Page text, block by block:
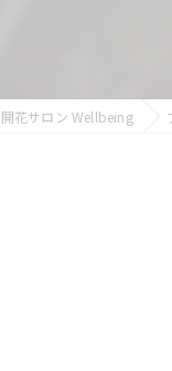
花サロン Wellbeing